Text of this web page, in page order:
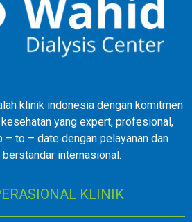
klinik indonesia dengan komitmen
yang expert, profesional,
– to – date dengan pelayanan dan
internasional.
KLINIK